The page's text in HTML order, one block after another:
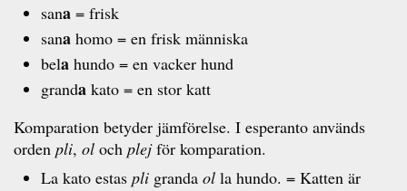
sana = frisk
sana homo = en frisk människa
bela hundo = en vacker hund
granda kato = en stor katt
Komparation betyder jämförelse. I esperanto används
orden pli, ol och plejför komparation.
La kato estas pli granda ol la hundo. = Katten är